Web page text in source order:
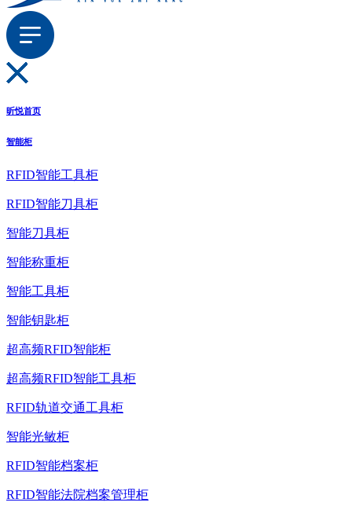
昕悦首页
智能柜
RFID智能工具柜
RFID智能刀具柜
智能刀具柜
智能称重柜
智能工具柜
智能钥匙柜
超高频RFID智能柜
超高频RFID智能工具柜
RFID轨道交通工具柜
智能光敏柜
RFID智能档案柜
RFID智能法院档案管理柜